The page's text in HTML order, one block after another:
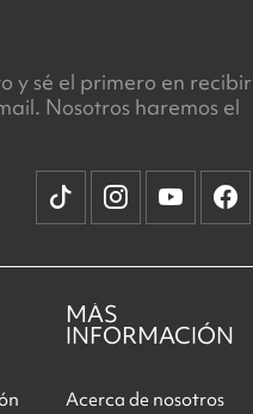
y sé el primero en recibir
Nosotros haremos el
MÁS
INFORMACIÓN
Acerca de nosotros